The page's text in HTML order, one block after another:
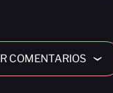
COMENTARIOS ›